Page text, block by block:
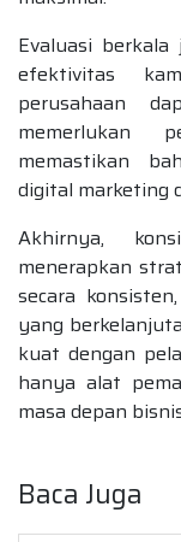
Evaluasi
efektivitas
perusahaan
memerlukan
memastikan
digital marketing
Akhirnya,
menerapkan
secara
yang
kuat dengan
hanya alat
masa depan
Baca Juga